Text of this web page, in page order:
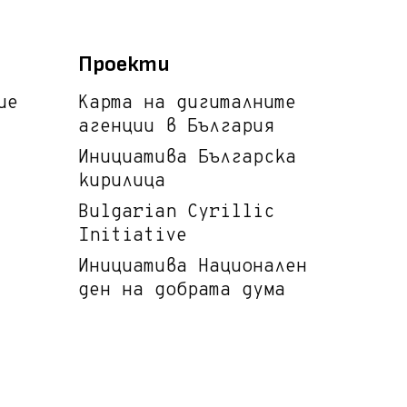
Проекти
Карта на дигиталните
агенции в България
Инициатива Българска
кирилица
Bulgarian Cyrillic
Initiative
Инициатива Национален
ден на добрата дума